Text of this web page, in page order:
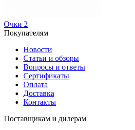
Очки 2
Покупателям
Новости
Статьи и обзоры
Вопросы и ответы
Сертификаты
Оплата
Доставка
Контакты
Поставщикам и дилерам